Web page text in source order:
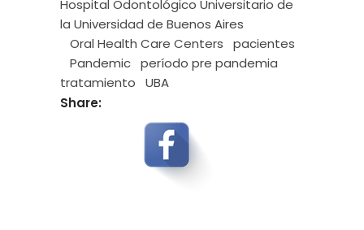
Hospital Odontológico Universitario de
la Universidad de Buenos Aires
Oral Health Care Centers
pacientes
Pandemic período pre pandemia
tratamiento
UBA
Share: